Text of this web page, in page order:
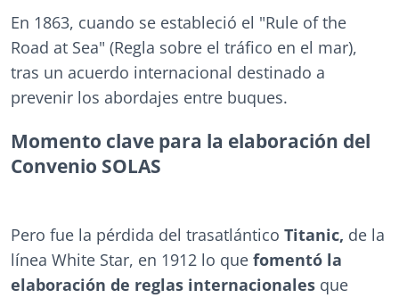
En 1863, cuando se estableció el "Rule of the
Road at Sea" (Regla sobre el tráfico en el mar),
tras un acuerdo internacional destinado a
prevenir los abordajes entre buques.
Momento clave para la elaboración del
Convenio SOLAS
Pero fue la pérdida del trasatlántico Titanic, de la
línea White Star, en 1912 lo que fomentó la
elaboración de reglas internacionales que